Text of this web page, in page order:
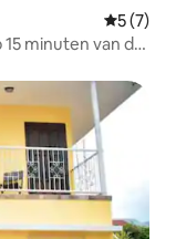
5 (7)
minuten van de